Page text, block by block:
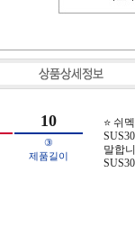
10
③
제품길이
⭐ 쉬
말합